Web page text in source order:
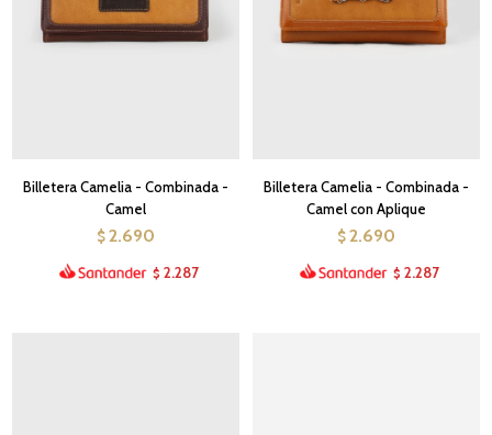
Billetera Camelia - Combinada -
Camel
$ 2.690
$ 2.287
Billetera Camelia - Combinada -
Camel con Aplique
$ 2.690
$ 2.287